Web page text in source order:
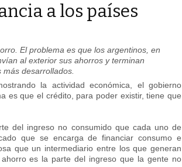
a los países
El problema es que los argentinos, en
al exterior sus ahorros y terminan
desarrollados.
la actividad económica, el gobierno
es que el crédito, para poder existir, tiene que
del ingreso no consumido que cada uno de
que se encarga de financiar consumo e
que un intermediario entre los que generan
es la parte del ingreso que la gente no